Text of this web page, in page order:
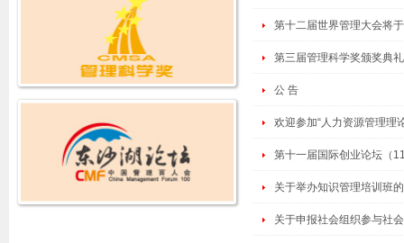
第十二届世界管理大会将
第三届管理科学奖颁奖典
公 告
欢迎参加“人力资源管理理
第十一届国际创业论坛（
关于举办知识管理培训班
关于申报社会组织参与社